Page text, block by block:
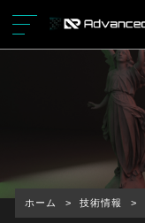
ホーム > 技術情報 >